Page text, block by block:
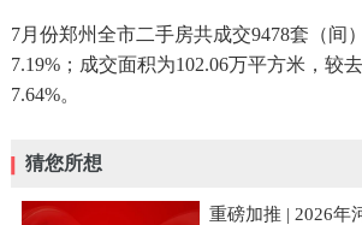
7月份郑州全市二手房共成交9478套（间
7.19%；成交面积为102.06万平方米，较
7.64%。
猜您所想
重磅加推 | 2026年